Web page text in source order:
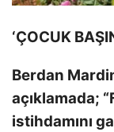
‘ÇOCUK
Berdan
açıklamada;
istihdamını